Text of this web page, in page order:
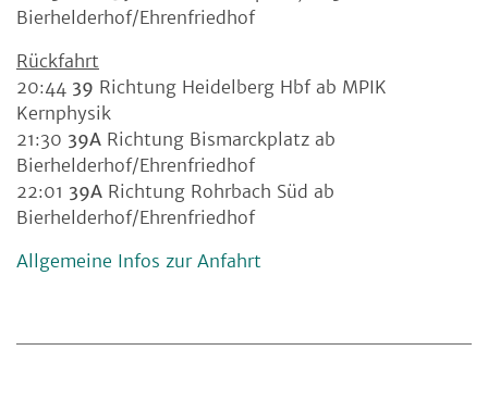
Bierhelderhof/Ehrenfriedhof
Rückfahrt
20:44 39 Richtung Heidelberg Hbf ab MPIK
Kernphysik
21:30 39A Richtung Bismarckplatz ab
Bierhelderhof/Ehrenfriedhof
22:01 39A Richtung Rohrbach Süd ab
Bierhelderhof/Ehrenfriedhof
Allgemeine Infos zur Anfahrt